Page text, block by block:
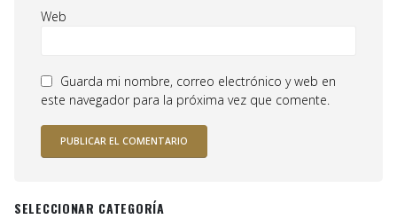
Web
Guarda mi nombre, correo electrónico y web en
este navegador para la próxima vez que comente.
SELECCIONAR CATEGORÍA